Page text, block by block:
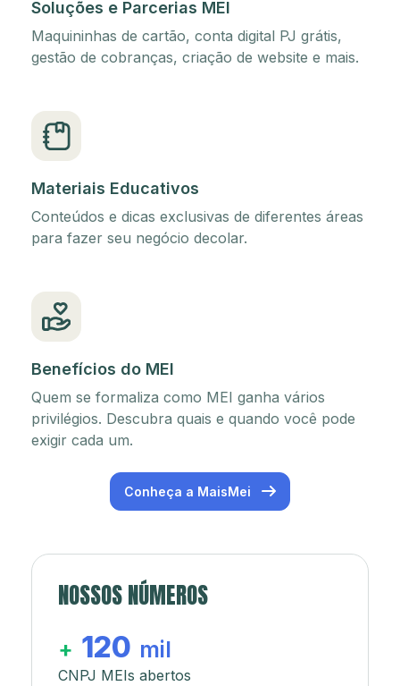
Soluções e Parcerias MEI
Maquininhas de cartão, conta digital PJ grátis,
gestão de cobranças, criação de website e mais.
Materiais Educativos
Conteúdos e dicas exclusivas de diferentes áreas
para fazer seu negócio decolar.
Benefícios do MEI
Quem se formaliza como MEI ganha vários
privilégios. Descubra quais e quando você pode
exigir cada um.
Conheça a MaisMei
NOSSOS NÚMEROS
+ 120 mil
CNPJ MEIs abertos